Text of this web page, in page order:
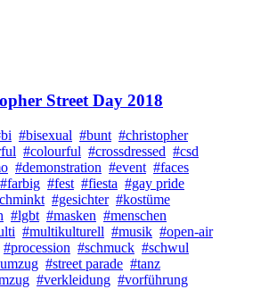
Street Day 2018
#bisexual #bunt #christopher
#colourful #crossdressed #csd
#demonstration #event #faces
#farbig #fest #fiesta #gay pride
#gesichter #kostüme
#lgbt #masken #menschen
#multikulturell #musik #open-air
#procession #schmuck #schwul
#street parade #tanz
#verkleidung #vorführung